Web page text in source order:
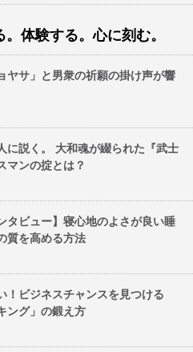
体験する。心に刻む。
ヤサ」と男衆の祈願の掛け声が響
に説く。 大和魂が綴られた『武士
マンの掟とは？
タビュー】寝心地のよさが良い睡
質を高める方法
！ビジネスチャンスを見つける
ング」の鍛え方